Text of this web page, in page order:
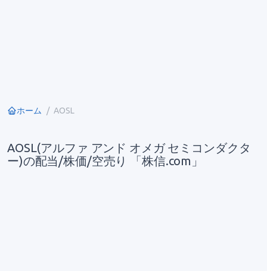
ホーム AOSL
AOSL(アルファ アンド オメガ セミコンダクタ
ー)の配当/株価/空売り 「株信.com」